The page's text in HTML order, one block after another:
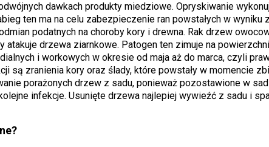
dawkach produkty miedziowe. Opryskiwanie
ten ma na celu zabezpieczenie ran powstałych w wyniku
podatnych na choroby kory i drewna. Rak drzew
atakuje drzewa ziarnkowe. Patogen ten zimuje na
i workowych w okresie od maja aż do marca, czyli
są zranienia kory oraz ślady, które powstały w momencie
porażonych drzew z sadu, ponieważ pozostawione w
infekcje. Usunięte drzewa najlepiej wywieźć z sadu i